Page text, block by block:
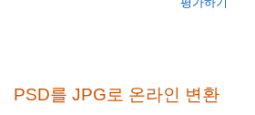
PSD를 JPG로 온라인 변환